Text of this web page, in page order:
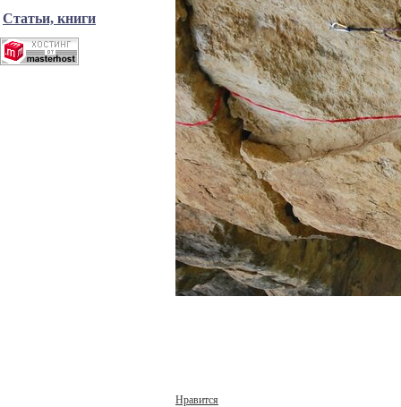
Нравится
Статьи, книги